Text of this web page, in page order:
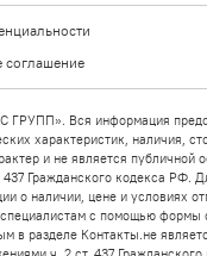
соглашение
Вся информация
характеристик, наличия,
и не является публичной
Гражданского кодекса РФ.
о наличии, цене и условиях
с помощью формы
в разделе Контакты.не